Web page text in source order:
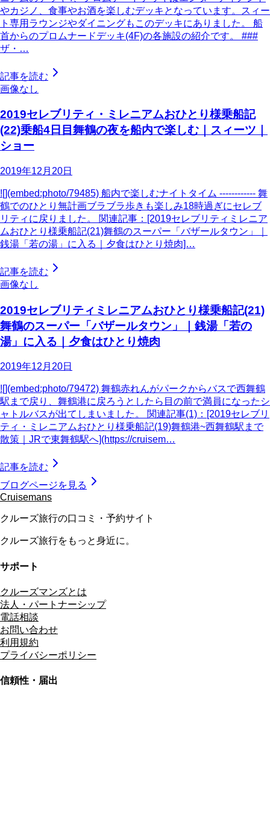
やカジノ、食事やお酒を楽しむデッキとなっています。スィー
ト専用ラウンジやダイニングもこのデッキにありました。 船
首からのプロムナードデッキ(4F)の各施設の紹介です。 ###
ザ・…
記事を読む
画像なし
2019セレブリティ・ミレニアムおひとり様乗船記
(22)乗船4日目舞鶴の夜を船内で楽しむ｜スィーツ｜
ショー
2019年12月20日
![](embed:photo/79485) 船内で楽しむナイトタイム ------------ 舞
鶴でのひとり無計画ブラブラ歩きも楽しみ18時過ぎにセレブ
リティに戻りました。 関連記事：[2019セレブリティミレニア
ムおひとり様乗船記(21)舞鶴のスーパー「バザールタウン」｜
銭湯「若の湯」に入る｜夕食はひとり焼肉]…
記事を読む
画像なし
2019セレブリティミレニアムおひとり様乗船記(21)
舞鶴のスーパー「バザールタウン」｜銭湯「若の
湯」に入る｜夕食はひとり焼肉
2019年12月20日
![](embed:photo/79472) 舞鶴赤れんがパークからバスで西舞鶴
駅まで戻り、舞鶴港に戻ろうとしたら目の前で満員になったシ
ャトルバスが出てしまいました。 関連記事(1)：[2019セレブリ
ティ・ミレニアムおひとり様乗船記(19)舞鶴港~西舞鶴駅まで
散策｜JRで東舞鶴駅へ](https://cruisem…
記事を読む
ブログページを見る
Cruisemans
クルーズ旅行の口コミ・予約サイト
クルーズ旅行をもっと身近に。
サポート
クルーズマンズとは
法人・パートナーシップ
電話相談
お問い合わせ
利用規約
プライバシーポリシー
信頼性・届出